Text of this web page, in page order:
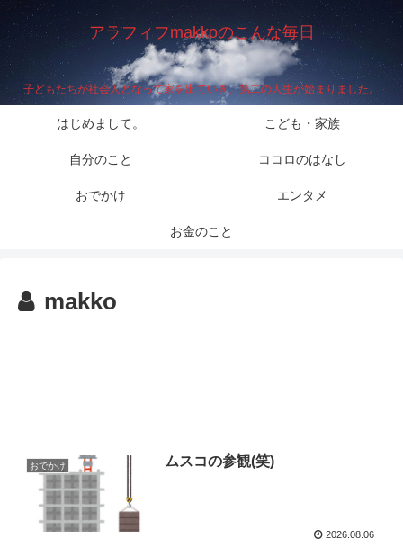
アラフィフmakkoのこんな毎日
子どもたちが社会人となって家を出ていき、第二の人生が始まりました。
はじめまして。 こども・家族
自分のこと ココロのはなし
おでかけ エンタメ
お金のこと
makko
おでかけ ムスコの参観(笑)
2026.08.06